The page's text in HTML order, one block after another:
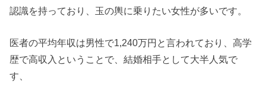
認識を持っており、玉の輿に乗りたい女性が多いです。
医者の平均年収は男性で1,240万円と言われており、高学
歴で高収入ということで、結婚相手として大半人気で
す、